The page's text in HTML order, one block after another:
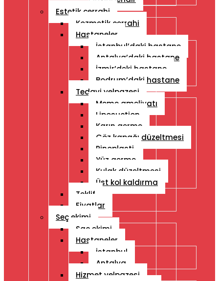
Estetik cerrahi
Kozmetik cerrahi
Hastaneler
İstanbul’daki hastane
Antalya’daki hastane
İzmir’deki hastane
Bodrum’daki hastane
Tedavi yelpazesi
Meme ameliyatı
Liposuction
Karın germe
Göz kapağı düzeltmesi
Rinoplasti
Yüz germe
Kulak düzeltmesi
Üst kol kaldırma
Teklif
Fiyatlar
Seç ekimi
Saç ekimi
Hastaneler
İstanbul
Antalya
Hizmet yelpazesi